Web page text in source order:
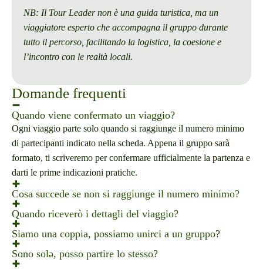
NB: Il Tour Leader non è una guida turistica, ma un
viaggiatore esperto che accompagna il gruppo durante
tutto il percorso, facilitando la logistica, la coesione e
l’incontro con le realtà locali.
Domande frequenti
Quando viene confermato un viaggio?
Ogni viaggio parte solo quando si raggiunge il numero minimo
di partecipanti indicato nella scheda. Appena il gruppo sarà
formato, ti scriveremo per confermare ufficialmente la partenza e
darti le prime indicazioni pratiche.
Cosa succede se non si raggiunge il numero minimo?
Nel caso in cui non si formi il gruppo, ti avviseremo per tempo.
Potrai scegliere se spostare la prenotazione su un’altra data o
ricevere il rimborso completo dell’acconto entro pochi giorni
dalla comunicazione. Preferiamo essere sempre chiari e
tempestivi, per permetterti di organizzarti con serenità.
Quando riceverò i dettagli del viaggio?
Circa due settimane prima della partenza riceverai il kit di
viaggio: un documento con l’itinerario definitivo, i contatti utili, i
nomi delle strutture, una mappa, e una raccolta di consigli per
Siamo una coppia, possiamo unirci a un gruppo?
Sì, certo. Farete parte del gruppo a tutti gli effetti, ma — quando
le strutture lo consentono — vi riserveremo una camera doppia,
Sono solə, posso partire lo stesso?
Assolutamente sì. Molte persone che viaggiano con KURA